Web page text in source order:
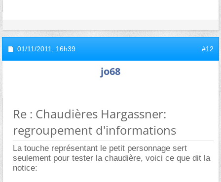
01/11/2011, 16h39 #12
jo68
Re : Chaudières Hargassner:
regroupement d'informations
La touche représentant le petit personnage sert
seulement pour tester la chaudière, voici ce que dit la
notice: